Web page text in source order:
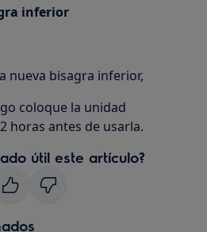
inferior
nueva bisagra inferior,
coloque la unidad
horas antes de usarla.
útil este artículo?